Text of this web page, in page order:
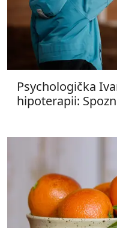
Psychologička
hipoterapii: